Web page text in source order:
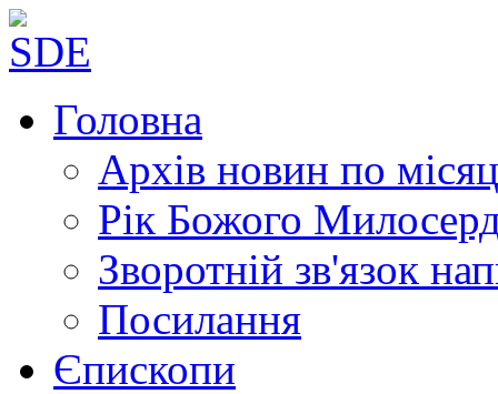
Головна
Архів новин по
Рік Божого
Зворотній зв'язок
Посилання
Єпископи